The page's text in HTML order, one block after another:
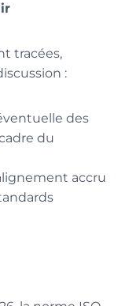
tracées,
:
des
du
accru